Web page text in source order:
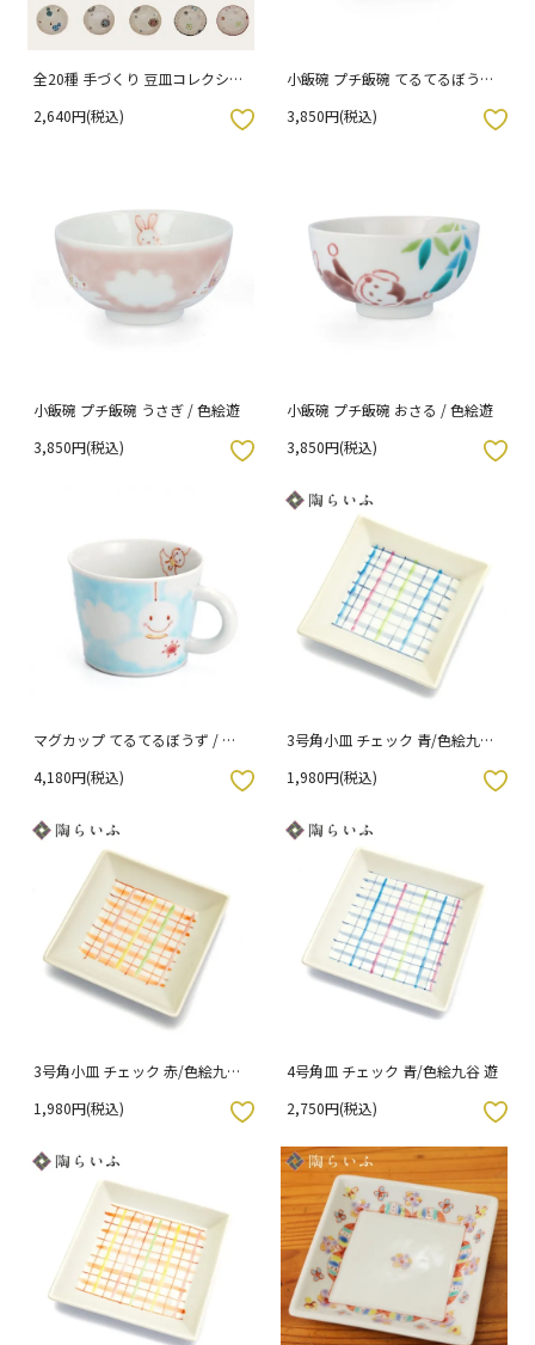
全20種 手づくり 豆皿コレクショ
2,640円(税込)
小飯碗 プチ飯碗 てるてるぼうず
3,850円(税込)
お気に入りボタン
小飯碗 プチ飯碗 うさぎ / 色絵遊
3,850円(税込)
小飯碗 プチ飯碗 おさる / 色絵遊
3,850円(税込)
お気に入りボタン
マグカップ てるてるぼうず / 色
4,180円(税込)
3号角小皿 チェック 青/色絵九谷
1,980円(税込)
お気に入りボタン
3号角小皿 チェック 赤/色絵九谷
1,980円(税込)
4号角皿 チェック 青/色絵九谷 遊
2,750円(税込)